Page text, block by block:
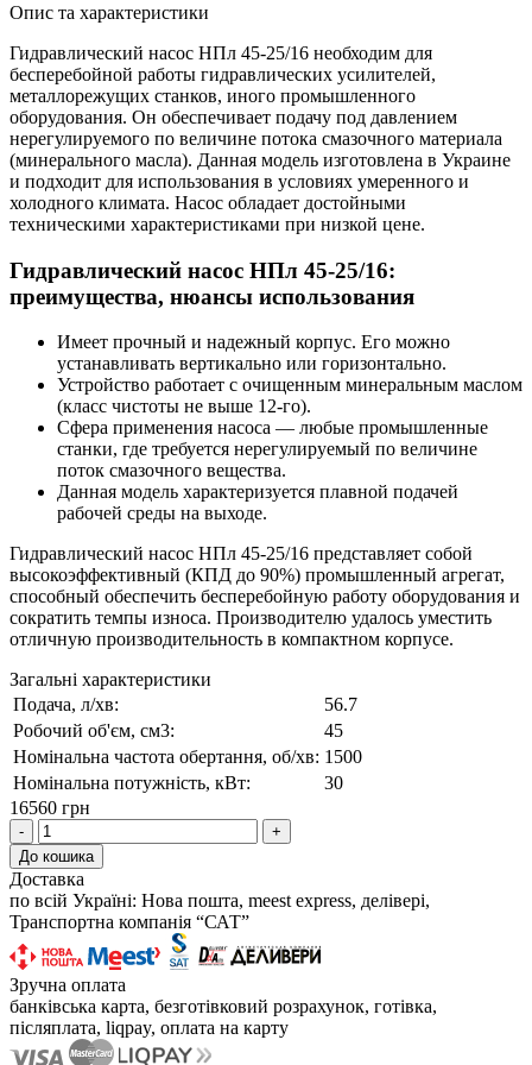
Опис та характеристики
Гидравлический насос НПл 45-25/16 необходим для
бесперебойной работы гидравлических усилителей,
металлорежущих станков, иного промышленного
оборудования. Он обеспечивает подачу под давлением
нерегулируемого по величине потока смазочного материала
(минерального масла). Данная модель изготовлена в Украине
и подходит для использования в условиях умеренного и
холодного климата. Насос обладает достойными
техническими характеристиками при низкой цене.
Гидравлический насос НПл 45-25/16:
преимущества, нюансы использования
Имеет прочный и надежный корпус. Его можно
устанавливать вертикально или горизонтально.
Устройство работает с очищенным минеральным маслом
(класс чистоты не выше 12-го).
Сфера применения насоса — любые промышленные
станки, где требуется нерегулируемый по величине
поток смазочного вещества.
Данная модель характеризуется плавной подачей
рабочей среды на выходе.
Гидравлический насос НПл 45-25/16 представляет собой
высокоэффективный (КПД до 90%) промышленный агрегат,
способный обеспечить бесперебойную работу оборудования и
сократить темпы износа. Производителю удалось уместить
отличную производительность в компактном корпусе.
Загальні характеристики
Подача, л/хв:
56.7
Робочий об'єм, см3:
45
Номінальна частота обертання, об/хв: 1500
Номінальна потужність, кВт:
30
16560 грн
-
+
До кошика
Доставка
по всій Україні: Нова пошта, meest express, делівері,
Транспортна компанія “САТ”
Зручна оплата
банківська карта, безготівковий розрахунок, готівка,
післяплата, liqpay, оплата на карту